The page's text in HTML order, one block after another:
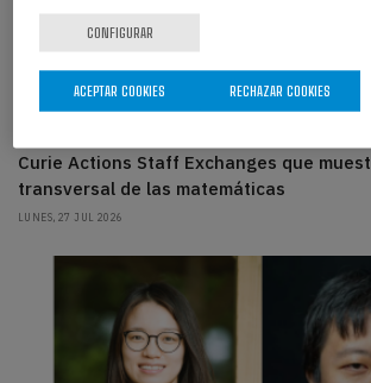
Del fondo del mar a las redes neuronales:
Curie Actions Staff Exchanges que
transversal de las matemáticas
LUNES, 27 JUL 2026
CONFIGURAR
RECHAZAR COOKIES
ACEPTAR COOKIES